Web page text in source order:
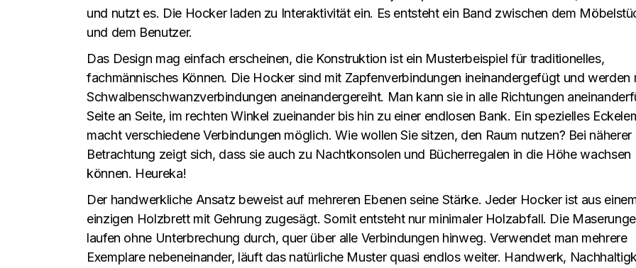
und nutzt es. Die Hocker laden zu Interaktivität ein. Es entsteht ein Band zwischen dem
und dem Benutzer.
Das Design mag einfach erscheinen, die Konstruktion ist ein Musterbeispiel für traditionelles,
fachmännisches Können. Die Hocker sind mit Zapfenverbindungen ineinandergefügt und werden
Schwalbenschwanzverbindungen aneinandergereiht. Man kann sie in alle Richtungen
Seite an Seite, im rechten Winkel zueinander bis hin zu einer endlosen Bank. Ein spezielles
macht verschiedene Verbindungen möglich. Wie wollen Sie sitzen, den Raum nutzen? Bei näherer
Betrachtung zeigt sich, dass sie auch zu Nachtkonsolen und Bücherregalen in die Höhe wachsen
können. Heureka!
Der handwerkliche Ansatz beweist auf mehreren Ebenen seine Stärke. Jeder Hocker ist aus
einzigen Holzbrett mit Gehrung zugesägt. Somit entsteht nur minimaler Holzabfall. Die
laufen ohne Unterbrechung durch, quer über alle Verbindungen hinweg. Verwendet man mehrere
Exemplare nebeneinander, läuft das natürliche Muster quasi endlos weiter. Handwerk,